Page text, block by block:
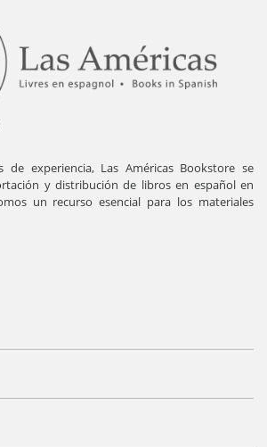
experiencia, Las Américas Bookstore se
y distribución de libros en español en
un recurso esencial para los materiales